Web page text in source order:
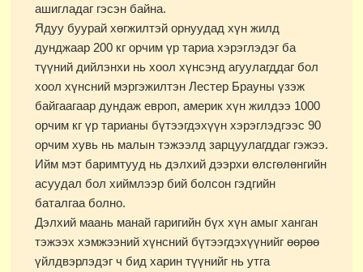
ашигладаг гэсэн байна.
Ядуу буурай хөгжилтэй орнуудад хүн жилд
дунджаар 200 кг орчим үр тариа хэрэглэдэг ба
түүний дийлэнхи нь хоол хүнсэнд агуулагддаг бол
хоол хүнсний мэргэжилтэн Лестер Брауны үзэж
байгаагаар дундаж европ, америк хүн жилдээ 1000
орчим кг үр тарианы бүтээгдэхүүн хэрэглэдгээс 90
орчим хувь нь малын тэжээлд зарцуулагддаг гэжээ.
Ийм мэт баримтууд нь дэлхий дээрхи өлсгөлөнгийн
асуудал бол хиймлээр бий болсон гэдгийн
баталгаа болно.
Дэлхий маань манай гаригийн бүх хүн амыг ханган
тэжээх хэмжээний хүнсний бүтээгдэхүүнийг өөрөө
үйлдвэрлэдэг ч бид харин түүнийг нь утга